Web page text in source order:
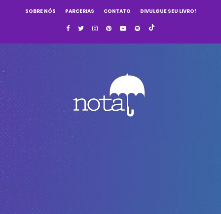
SOBRE NÓS PARCERIAS CONTATO DIVULGUE SEU LIVRO!